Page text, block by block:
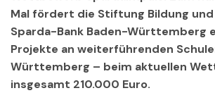
Mal fördert die Stiftung Bildung und
Sparda-Bank Baden-Württemberg
Projekte an weiterführenden
Württemberg – beim aktuellen
insgesamt 210.000 Euro.